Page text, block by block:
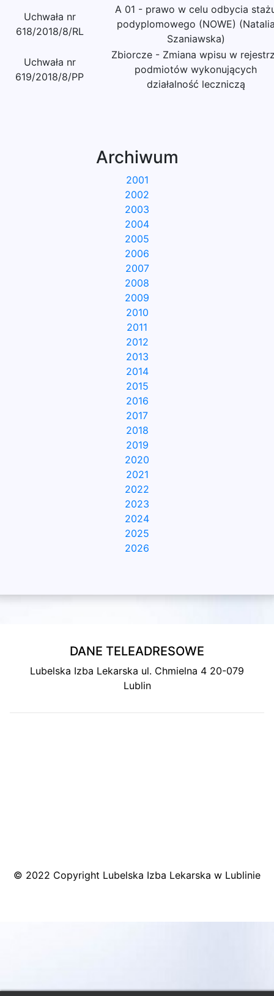
Uchwała nr
618/2018/8/RL
A 01 - prawo w celu odbycia
podyplomowego (NOWE)
Szaniawska)
Uchwała nr
619/2018/8/PP
Zbiorcze - Zmiana wpisu w
podmiotów wykonujących
działalność leczniczą
Archiwum
2001
2002
2003
2004
2005
2006
2007
2008
2009
2010
2011
2012
2013
2014
2015
2016
2017
2018
2019
2020
2021
2022
2023
2024
2025
2026
DANE TELEADRESOWE
Lubelska Izba Lekarska ul. Chmielna 4 20-079
Lublin
© 2022 Copyright Lubelska Izba Lekarska w Lublinie